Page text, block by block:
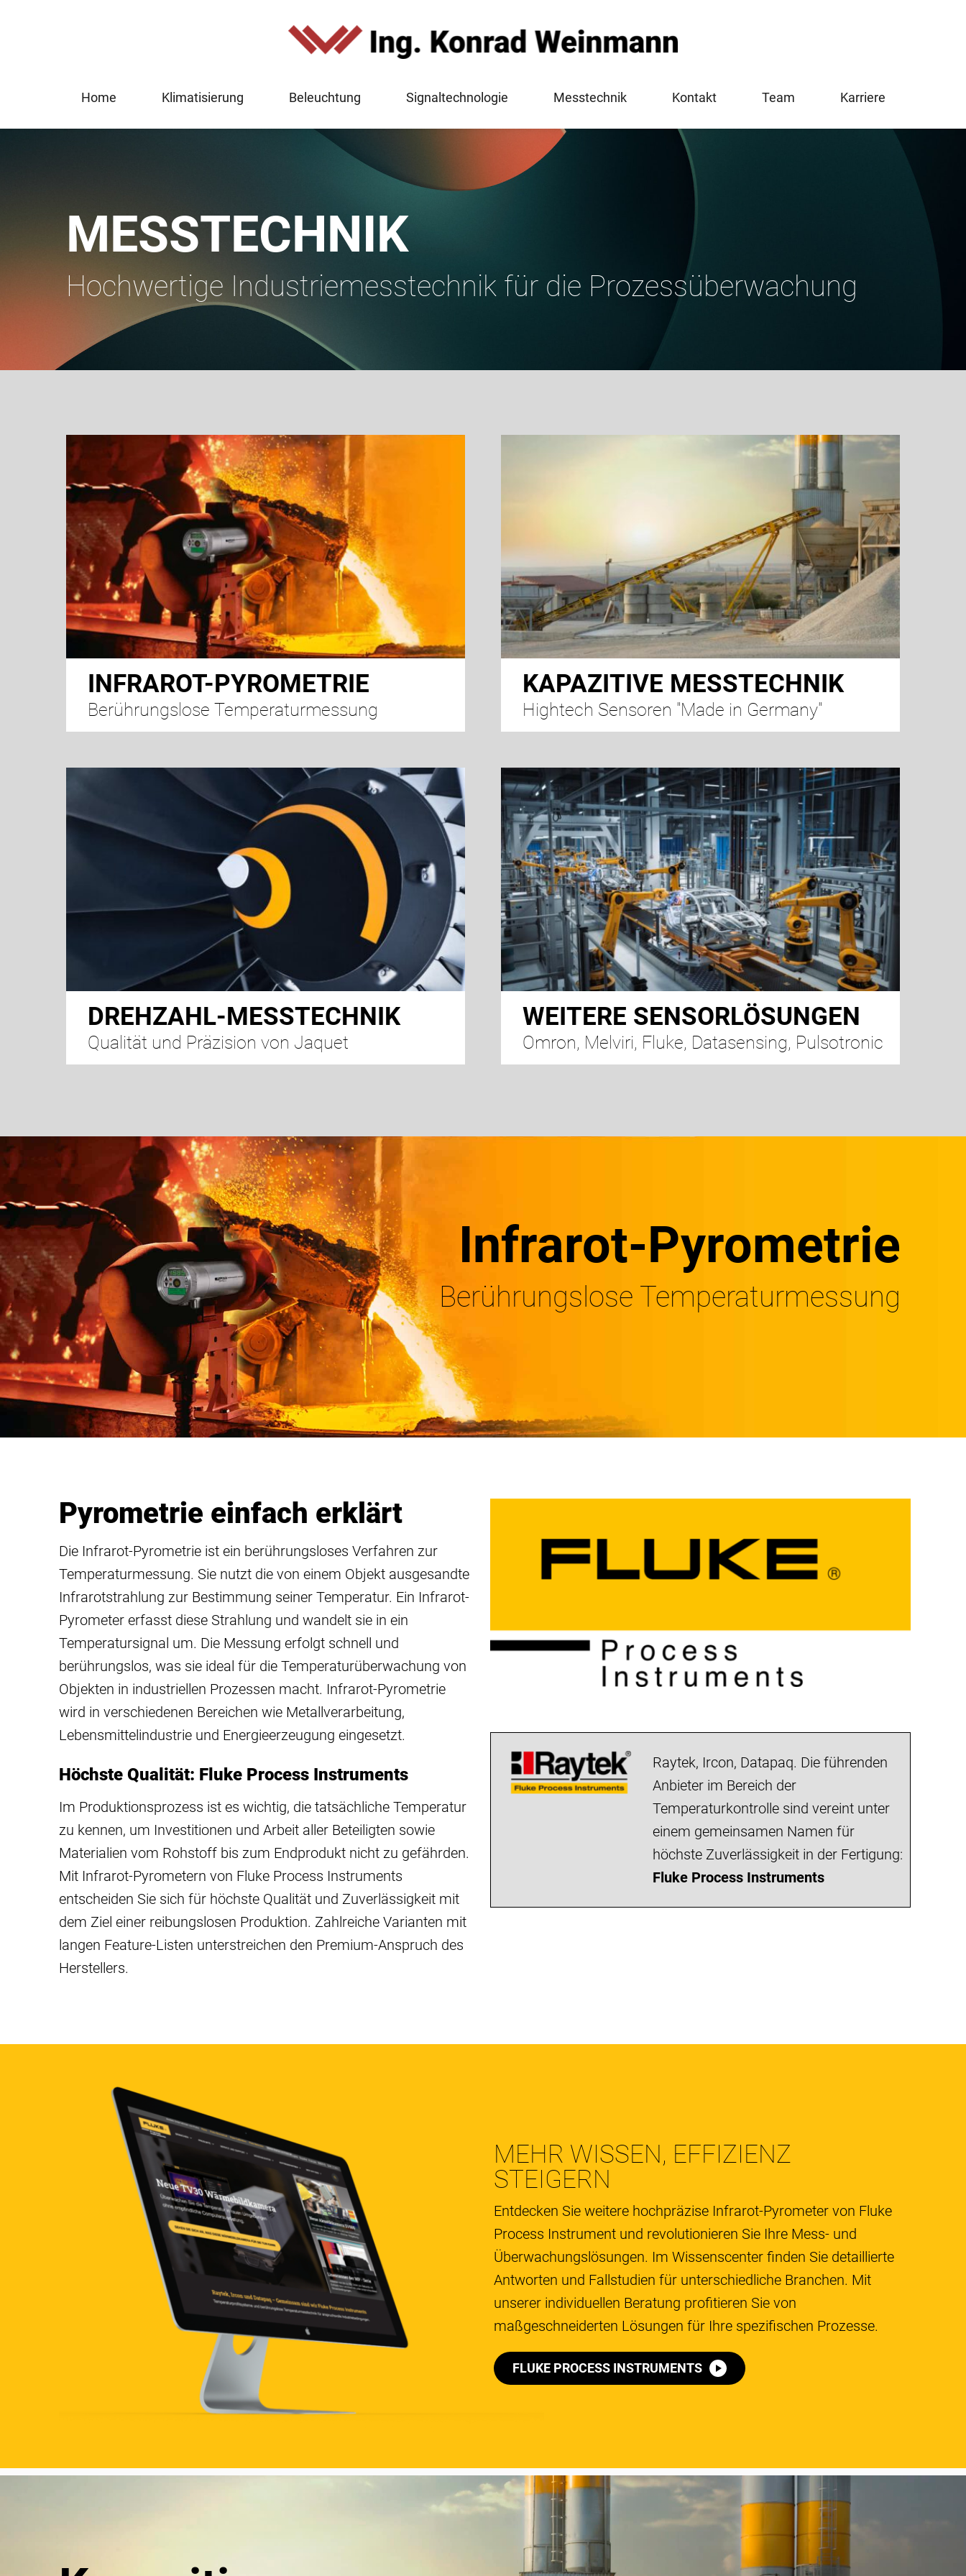
Home Klimatisierung Beleuchtung Signaltechnologie Messtechnik Kontakt Team Karriere
MESSTECHNIK
Hochwertige Industriemesstechnik für die Prozessüberwachung
INFRAROT-PYROMETRIE
Berührungslose Temperaturmessung
KAPAZITIVE MESSTECHNIK
Hightech Sensoren "Made in Germany"
DREHZAHL-MESSTECHNIK
Qualität und Präzision von Jaquet
WEITERE SENSORLÖSUNGEN
Omron, Melviri, Fluke, Datasensing, Pulsotronic
Infrarot-Pyrometrie
Berührungslose Temperaturmessung
Pyrometrie einfach erklärt
Die Infrarot-Pyrometrie ist ein berührungsloses Verfahren zur
Temperaturmessung. Sie nutzt die von einem Objekt ausgesandte
Infrarotstrahlung zur Bestimmung seiner Temperatur. Ein Infrarot-
Pyrometer erfasst diese Strahlung und wandelt sie in ein
Temperatursignal um. Die Messung erfolgt schnell und
berührungslos, was sie ideal für die Temperaturüberwachung von
Objekten in industriellen Prozessen macht. Infrarot-Pyrometrie
wird in verschiedenen Bereichen wie Metallverarbeitung,
Lebensmittelindustrie und Energieerzeugung eingesetzt.
Höchste Qualität: Fluke Process Instruments
Im Produktionsprozess ist es wichtig, die tatsächliche Temperatur
zu kennen, um Investitionen und Arbeit aller Beteiligten sowie
Materialien vom Rohstoff bis zum Endprodukt nicht zu gefährden.
Mit Infrarot-Pyrometern von Fluke Process Instruments
entscheiden Sie sich für höchste Qualität und Zuverlässigkeit mit
dem Ziel einer reibungslosen Produktion. Zahlreiche Varianten mit
langen Feature-Listen unterstreichen den Premium-Anspruch des
Herstellers.
Raytek, Ircon, Datapaq. Die führenden
Anbieter im Bereich der
Temperaturkontrolle sind vereint unter
einem gemeinsamen Namen für
höchste Zuverlässigkeit in der Fertigung:
Fluke Process Instruments
MEHR WISSEN, EFFIZIENZ
STEIGERN
Entdecken Sie weitere hochpräzise Infrarot-Pyrometer von Fluke
Process Instrument und revolutionieren Sie Ihre Mess- und
Überwachungslösungen. Im Wissenscenter finden Sie detaillierte
Antworten und Fallstudien für unterschiedliche Branchen. Mit
unserer individuellen Beratung profitieren Sie von
maßgeschneiderten Lösungen für Ihre spezifischen Prozesse.
FLUKE PROCESS INSTRUMENTS